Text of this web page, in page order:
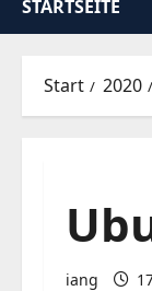
STARTSEITE
Start 2020
iang